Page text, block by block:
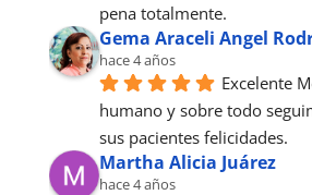
pena totalmente.
Gema Araceli Angel
hace 4 años
Excelente
humano y sobre todo
sus pacientes felicidades.
Martha Alicia Juárez
hace 4 años